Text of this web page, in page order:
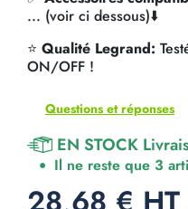
... (voir ci dessous)⬇️
⭐ Qualité Legrand:
ON/OFF !
Questions et réponses
EN STOCK
Il ne reste que 3